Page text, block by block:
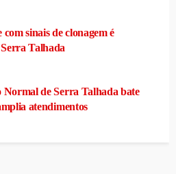
sinais de clonagem é
Talhada
de Serra Talhada bate
atendimentos